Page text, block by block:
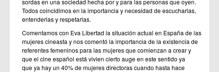
Todos coincidimos en la importancia y necesidad de escucharlas,
entenderlas y respetarlas.
Comentamos con Eva Libertad la situación actual en España de las
mujeres cineasta y nos comentó la importancia de la existencia de
referentes femeninos para las mujeres que comienzan a crear y
que el cine español está vivien cierto auge en este sentido ya
que ya hay un 40% de mujeres directoras cuando hasta hace